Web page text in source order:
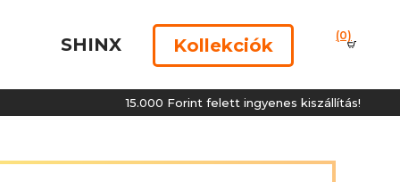
SHINX Kollekciók (0)
15.000 Forint felett ingyenes kiszállítás!